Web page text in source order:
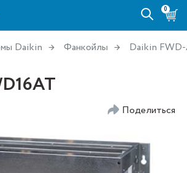
0
Daikin Фанкойлы
Daikin
Поделиться